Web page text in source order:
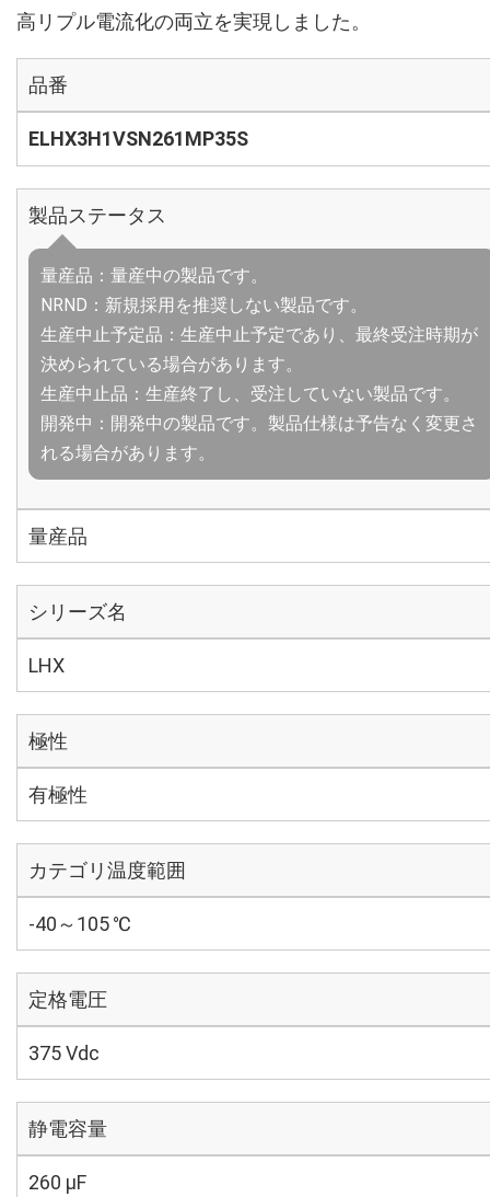
高リプル電流化の両立を実現しました。
品番
ELHX3H1VSN261MP35S
製品ステータス
量産品：量産中の製品です。
NRND：新規採用を推奨しない製品です。
生産中止予定品：生産中止予定であり、最終受注時期が
決められている場合があります。
生産中止品：生産終了し、受注していない製品です。
開発中：開発中の製品です。製品仕様は予告なく変更さ
れる場合があります。
量産品
シリーズ名
LHX
極性
有極性
カテゴリ温度範囲
-40～105 ℃
定格電圧
375 Vdc
静電容量
260 µF